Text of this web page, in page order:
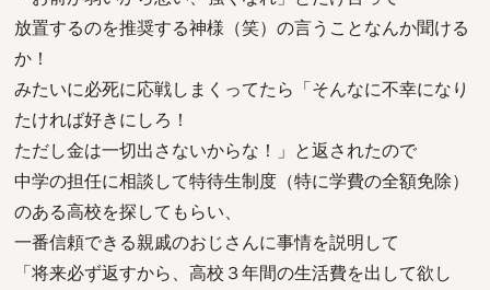
放置するのを推奨する神様（笑）の言うことなんか聞ける
か！
みたいに必死に応戦しまくってたら「そんなに不幸になり
たければ好きにしろ！
ただし金は一切出さないからな！」と返されたので
中学の担任に相談して特待生制度（特に学費の全額免除）
のある高校を探してもらい、
一番信頼できる親戚のおじさんに事情を説明して
「将来必ず返すから、高校３年間の生活費を出して欲し